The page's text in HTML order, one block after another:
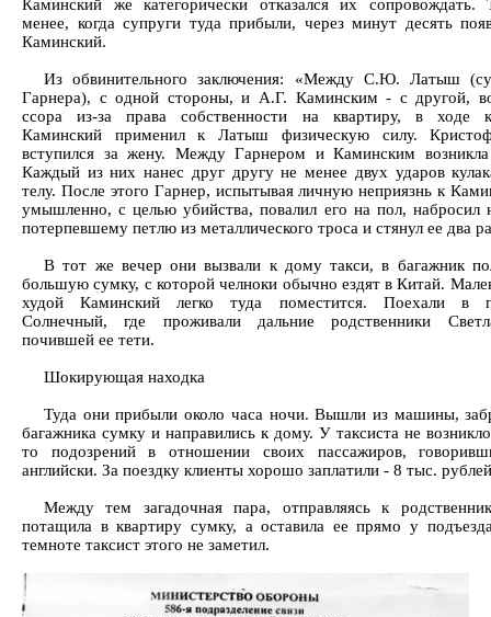
Каминский же категорически отказался их сопровождать.
менее, когда супруги туда прибыли, через минут десять
Каминский.
Из обвинительного заключения: «Между С.Ю. Латыш
Гарнера), с одной стороны, и А.Г. Каминским - с другой,
ссора из-за права собственности на квартиру, в ходе
Каминский применил к Латыш физическую силу.
вступился за жену. Между Гарнером и Каминским возникла
Каждый из них нанес друг другу не менее двух ударов
телу. После этого Гарнер, испытывая личную неприязнь к
умышленно, с целью убийства, повалил его на пол,
потерпевшему петлю из металлического троса и стянул ее два
В тот же вечер они вызвали к дому такси, в багажник
большую сумку, с которой челноки обычно ездят в Китай.
худой Каминский легко туда поместится. Поехали в
Солнечный, где проживали дальние родственники
почившей ее тети.
Шокирующая находка
Туда они прибыли около часа ночи. Вышли из машины,
багажника сумку и направились к дому. У таксиста не
то подозрений в отношении своих пассажиров,
английски. За поездку клиенты хорошо заплатили - 8 тыс.
Между тем загадочная пара, отправляясь к
потащила в квартиру сумку, а оставила ее прямо у
темноте таксист этого не заметил.